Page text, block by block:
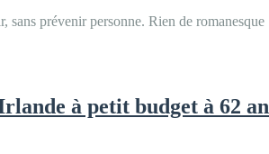
prévenir personne. Rien de
à petit budget à 62